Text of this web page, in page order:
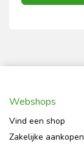
Webshops
Vind een shop
Zakelijke aankopen